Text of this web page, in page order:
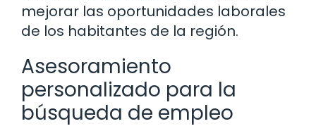
mejorar las oportunidades laborales
de los habitantes de la región.
Asesoramiento
personalizado para la
búsqueda de empleo